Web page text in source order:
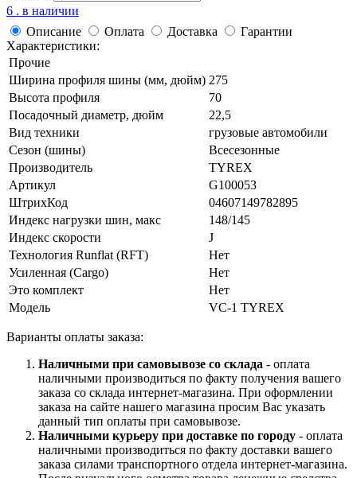
6 . в наличии
Описание
Оплата Доставка
Гарантии
Характеристики:
Прочие
Ширина профиля шины (мм, дюйм) 275
Высота профиля
70
Посадочный диаметр, дюйм
22,5
Вид техники
грузовые автомобили
Сезон (шины)
Всесезонные
Производитель
TYREX
Артикул
G100053
ШтрихКод
04607149782895
Индекс нагрузки шин, макс
148/145
Индекс скорости
J
Технология Runflat (RFT)
Нет
Усиленная (Cargo)
Нет
Это комплект
Нет
Модель
VC-1 TYREX
Варианты оплаты заказа:
Наличными при самовывозе со склада - оплата
наличными производиться по факту получения вашего
заказа со склада интернет-магазина. При оформлении
заказа на сайте нашего магазина просим Вас указать
данный тип оплаты при самовывозе.
Наличными курьеру при доставке по городу - оплата
наличными производиться по факту доставки вашего
заказа силами транспортного отдела интернет-магазина.